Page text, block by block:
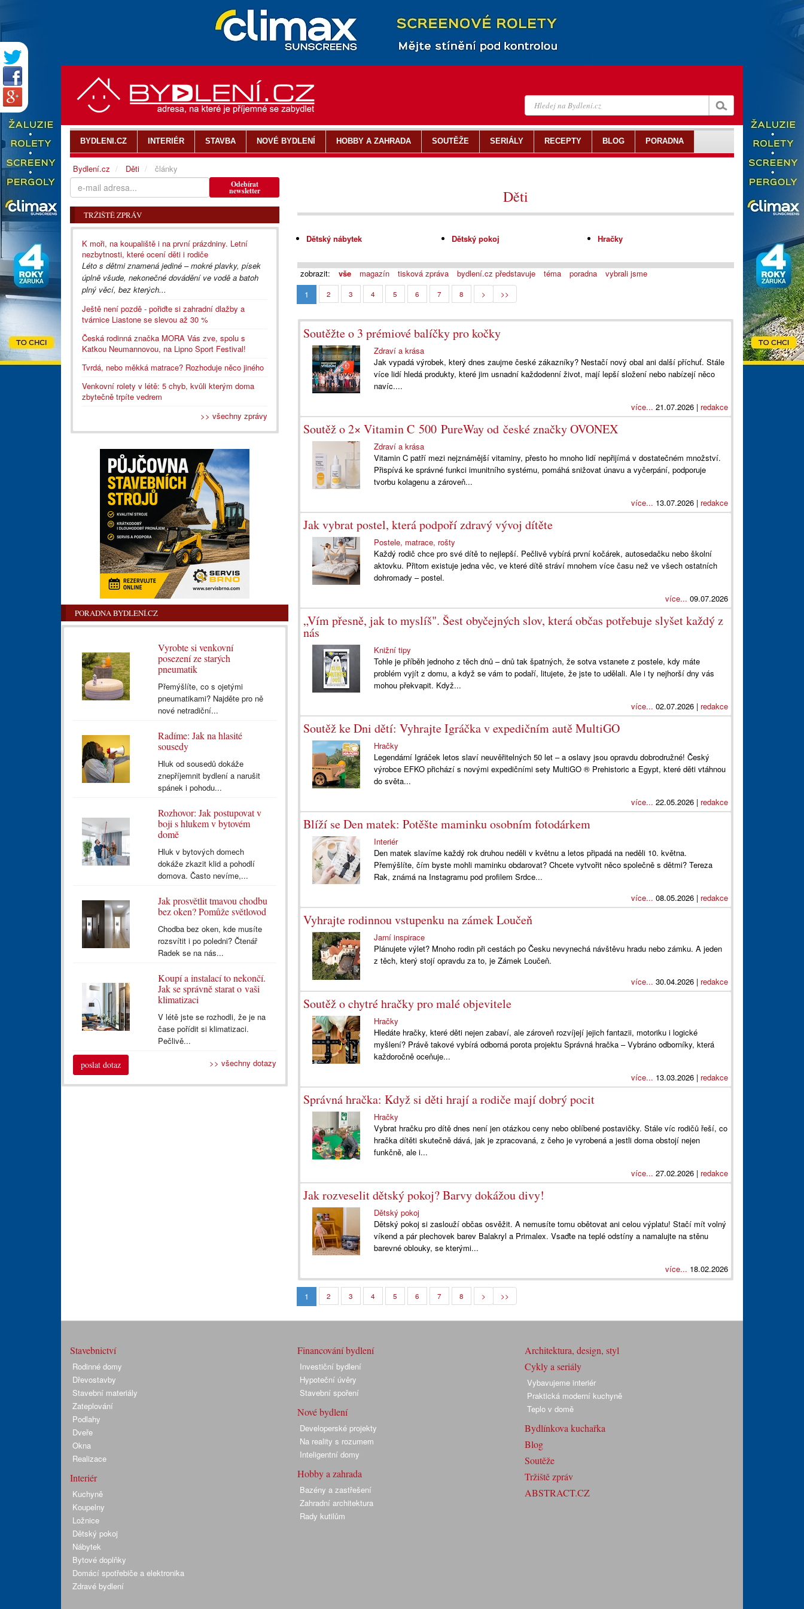
Děti
Dětský nábytek Dětský pokoj Hračky
zobrazit: vše magazín tisková zpráva bydlení.cz představuje téma poradna
vybrali jsme
1
2 3 4 5 6 7 8 > >>
Soutěžte o 3 prémiové balíčky pro kočky
Zdraví a krása
Jak vypadá výrobek, který dnes zaujme české zákazníky? Nestačí nový obal ani další příchuť. Stále
více lidí hledá produkty, které jim usnadní každodenní život, mají lepší složení nebo nabízejí něco
navíc....
více... 21.07.2026 | redakce
Soutěž o 2× Vitamin C 500 PureWay od české značky OVONEX
Zdraví a krása
Vitamin C patří mezi nejznámější vitaminy, přesto ho mnoho lidí nepřijímá v dostatečném množství.
Přispívá ke správné funkci imunitního systému, pomáhá snižovat únavu a vyčerpání, podporuje
tvorbu kolagenu a zároveň...
více... 13.07.2026 | redakce
Jak vybrat postel, která podpoří zdravý vývoj dítěte
Postele, matrace, rošty
Každý rodič chce pro své dítě to nejlepší. Pečlivě vybírá první kočárek, autosedačku nebo školní
aktovku. Přitom existuje jedna věc, ve které dítě stráví mnohem více času než ve všech ostatních
dohromady – postel.
více... 09.07.2026
„Vím přesně, jak to myslíš". Šest obyčejných slov, která občas potřebuje slyšet každý z
nás
Knižní tipy
Tohle je příběh jednoho z těch dnů – dnů tak špatných, že sotva vstanete z postele, kdy máte
problém vyjít z domu, a když se vám to podaří, litujete, že jste to udělali. Ale i ty nejhorší dny vás
mohou překvapit. Když...
více... 02.07.2026 | redakce
Soutěž ke Dni dětí: Vyhrajte Igráčka v expedičním autě MultiGO
Hračky
Legendární Igráček letos slaví neuvěřitelných 50 let – a oslavy jsou opravdu dobrodružné! Český
výrobce EFKO přichází s novými expedičními sety MultiGO ® Prehistoric a Egypt, které děti vtáhnou
do světa...
více... 22.05.2026 | redakce
Blíží se Den matek: Potěšte maminku osobním fotodárkem
Interiér
Den matek slavíme každý rok druhou neděli v květnu a letos připadá na neděli 10. května.
Přemýšlíte, čím byste mohli maminku obdarovat? Chcete vytvořit něco společně s dětmi? Tereza
Rak, známá na Instagramu pod profilem Srdce...
více... 08.05.2026 | redakce
Vyhrajte rodinnou vstupenku na zámek Loučeň
Jarní inspirace
Plánujete výlet? Mnoho rodin při cestách po Česku nevynechá návštěvu hradu nebo zámku. A jeden
z těch, který stojí opravdu za to, je Zámek Loučeň.
více... 30.04.2026 | redakce
Soutěž o chytré hračky pro malé objevitele
Hračky
Hledáte hračky, které děti nejen zabaví, ale zároveň rozvíjejí jejich fantazii, motoriku i logické
myšlení? Právě takové vybírá odborná porota projektu Správná hračka – Vybráno odborníky, která
každoročně oceňuje...
více... 13.03.2026 | redakce
Správná hračka: Když si děti hrají a rodiče mají dobrý pocit
Hračky
Vybrat hračku pro dítě dnes není jen otázkou ceny nebo oblíbené postavičky. Stále víc rodičů řeší, co
hračka dítěti skutečně dává, jak je zpracovaná, z čeho je vyrobená a jestli doma obstojí nejen
funkčně, ale i...
více... 27.02.2026 | redakce
Jak rozveselit dětský pokoj? Barvy dokážou divy!
Dětský pokoj
Dětský pokoj si zaslouží občas osvěžit. A nemusíte tomu obětovat ani celou výplatu! Stačí mít volný
víkend a pár plechovek barev Balakryl a Primalex. Vsaďte na teplé odstíny a namalujte na stěnu
barevné oblouky, se kterými...
více... 18.02.2026
1 2 3 4 5 6 7 8 > >>
Odebírat
newsletter
TRŽIŠTĚ ZPRÁV
K moři, na koupaliště i na první prázdniny. Letní
nezbytnosti, které ocení děti i rodiče
Léto s dětmi znamená jediné – mokré plavky, písek
úplně všude, nekonečné dovádění ve vodě a batoh
plný věcí, bez kterých...
Ještě není pozdě - pořiďte si zahradní dlažby a
tvárnice Liastone se slevou až 30 %
Česká rodinná značka MORA Vás zve, spolu s
Katkou Neumannovou, na Lipno Sport Festival!
Tvrdá, nebo měkká matrace? Rozhoduje něco jiného
Venkovní rolety v létě: 5 chyb, kvůli kterým doma
zbytečně trpíte vedrem
>> všechny zprávy
PORADNA BYDLENÍ.CZ
Vyrobte si venkovní
posezení ze starých
pneumatik
Přemýšlíte, co s ojetými
pneumatikami? Najděte pro ně
nové netradiční...
Radíme: Jak na hlasité
sousedy
Hluk od sousedů dokáže
znepříjemnit bydlení a narušit
spánek i pohodu...
Rozhovor: Jak postupovat v
boji s hlukem v bytovém
domě
Hluk v bytových domech
dokáže zkazit klid a pohodlí
domova. Často nevíme,...
Jak prosvětlit tmavou chodbu
bez oken? Pomůže světlovod
Chodba bez oken, kde musíte
rozsvítit i po poledni? Čtenář
Radek se na nás...
Koupí a instalací to nekončí.
Jak se správně starat o vaši
klimatizaci
V létě jste se rozhodli, že je na
čase pořídit si klimatizaci.
Pečlivě...
poslat dotaz >> všechny dotazy
BYDLENI.CZ INTERIÉR STAVBA NOVÉ BYDLENÍ HOBBY A ZAHRADA SOUTĚŽE SERIÁLY RECEPTY BLOG PORADNA
Bydlení.cz Děti články
Stavebnictví
Rodinné domy
Dřevostavby
Stavební materiály
Zateplování
Podlahy
Dveře
Okna
Realizace
Interiér
Kuchyně
Koupelny
Ložnice
Dětský pokoj
Nábytek
Bytové doplňky
Domácí spotřebiče a elektronika
Zdravé bydlení
Financování bydlení
Investiční bydlení
Hypoteční úvěry
Stavební spoření
Nové bydlení
Developerské projekty
Na reality s rozumem
Inteligentní domy
Hobby a zahrada
Bazény a zastřešení
Zahradní architektura
Rady kutilům
Architektura, design, styl
Cykly a seriály
Vybavujeme interiér
Praktická moderní kuchyně
Teplo v domě
Bydlínkova kuchařka
Blog
Soutěže
Tržiště zpráv
ABSTRACT.CZ